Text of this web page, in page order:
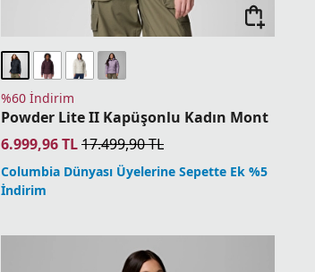
%60 İndirim
Powder Lite II Kapüşonlu Kadın Mont
6.999,96TL17.499,90TL
Columbia Dünyası Üyelerine Sepette Ek %5
İndirim